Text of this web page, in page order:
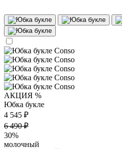
АКЦИЯ %
Юбка букле
4 545 ₽
6 490 ₽
30%
молочный